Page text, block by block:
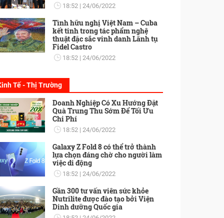
18:52 24/06/2022
Tình hữu nghị Việt Nam – Cuba
kết tinh trong tác phẩm nghệ
thuật đặc sắc vinh danh Lãnh tụ
Fidel Castro
18:52 24/06/2022
Tế - Thị Trường
Doanh Nghiệp Có Xu Hướng Đặt
Quà Trung Thu Sớm Để Tối Ưu
Chi Phí
18:52 24/06/2022
Galaxy Z Fold 8 có thể trở thành
lựa chọn đáng chờ cho người làm
việc di động
18:52 24/06/2022
Gần 300 tư vấn viên sức khỏe
Nutrilite được đào tạo bởi Viện
Dinh dưỡng Quốc gia